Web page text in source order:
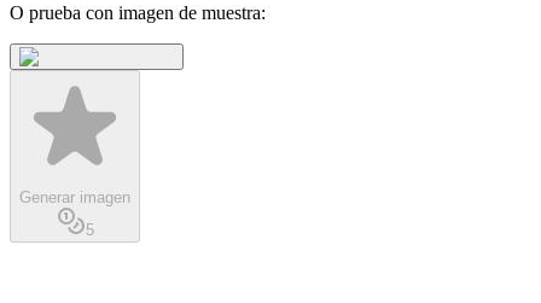
O prueba con imagen de muestra:
Generar imagen
5